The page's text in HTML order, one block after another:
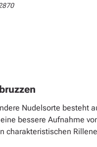
Nudelsorte besteht
bessere Aufnahme
charakteristischen